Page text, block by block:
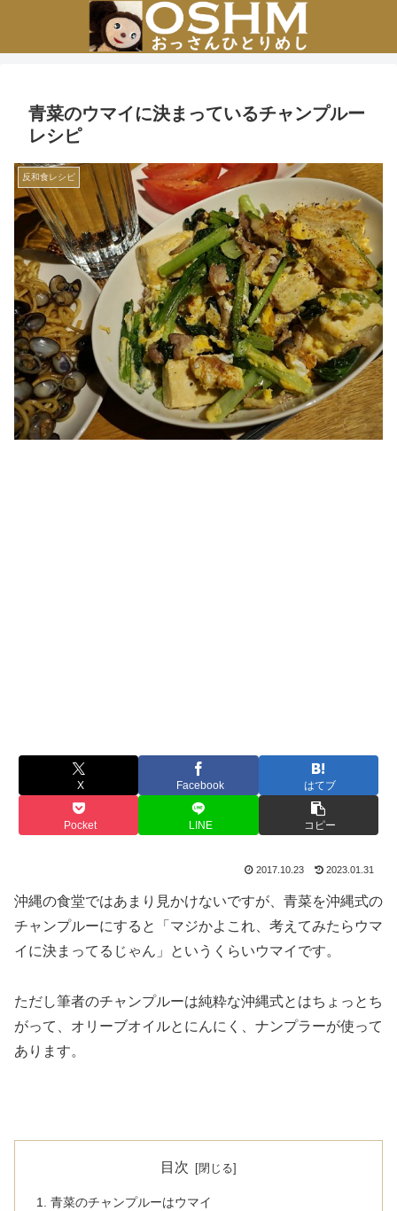
青菜のウマイに決まっているチャンプルー
レシピ
反和食レシピ
X Facebook はてブ
Pocket LINE コピー
2017.10.23 2023.01.31
沖縄の食堂ではあまり見かけないですが、青菜を沖縄式の
チャンプルーにすると「マジかよこれ、考えてみたらウマ
イに決まってるじゃん」というくらいウマイです。
ただし筆者のチャンプルーは純粋な沖縄式とはちょっとち
がって、オリーブオイルとにんにく、ナンプラーが使って
あります。
目次
青菜のチャンプルーはウマイ